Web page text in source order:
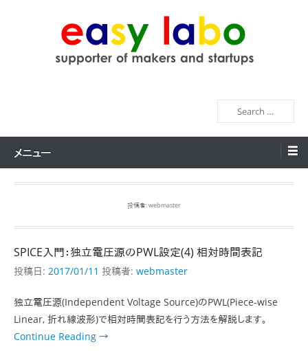
検
索
メニュー
投稿者:webmaster
SPICE入門：独立電圧源のPWL設定(4) 相対時間表記
投稿日: 2017/01/11 投稿者: webmaster
独立電圧源(Independent Voltage Source)のPWL(Piece-wise
Linear, 折れ線波形)で相対時間表記を行う方法を解説します。
Continue Reading →